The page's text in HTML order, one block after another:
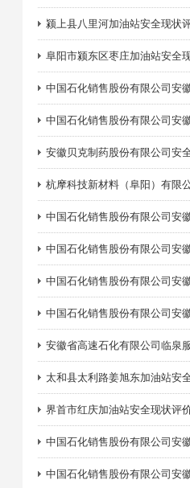
颍上县八里河加油站安全现状
阜阳市颍东区枣庄加油站安全
中国石化销售股份有限公司安
中国石化销售股份有限公司安
安徽贝克制药股份有限公司安
杭摩科技新材料（阜阳）有限
中国石化销售股份有限公司安
中国石化销售股份有限公司安
中国石化销售股份有限公司安
中国石化销售股份有限公司安
安徽省高速石化有限公司临泉
太和县太利路姜旭东加油站安
界首市红庆加油站安全现状评
中国石化销售股份有限公司安
中国石化销售股份有限公司安